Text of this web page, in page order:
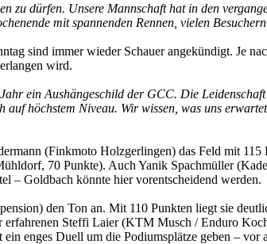
zu dürfen. Unsere Mannschaft hat in den
mit spannenden Rennen, vielen
sind immer wieder Schauer angekündigt. Je
wird.
ein Aushängeschild der GCC. Die
höchstem Niveau. Wir wissen, was uns
(Finkmoto Holzgerlingen) das Feld mit 115
70 Punkte). Auch Yanik Spachmüller
– Goldbach könnte hier vorentscheidend werden.
den Ton an. Mit 110 Punkten liegt sie
Steffi Laier (KTM Musch / Enduro
enges Duell um die Podiumsplätze geben –